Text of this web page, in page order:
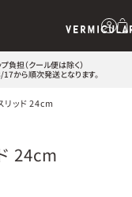
負担（クール便は除く）
から順次発送となります。
リッド 24cm
24cm